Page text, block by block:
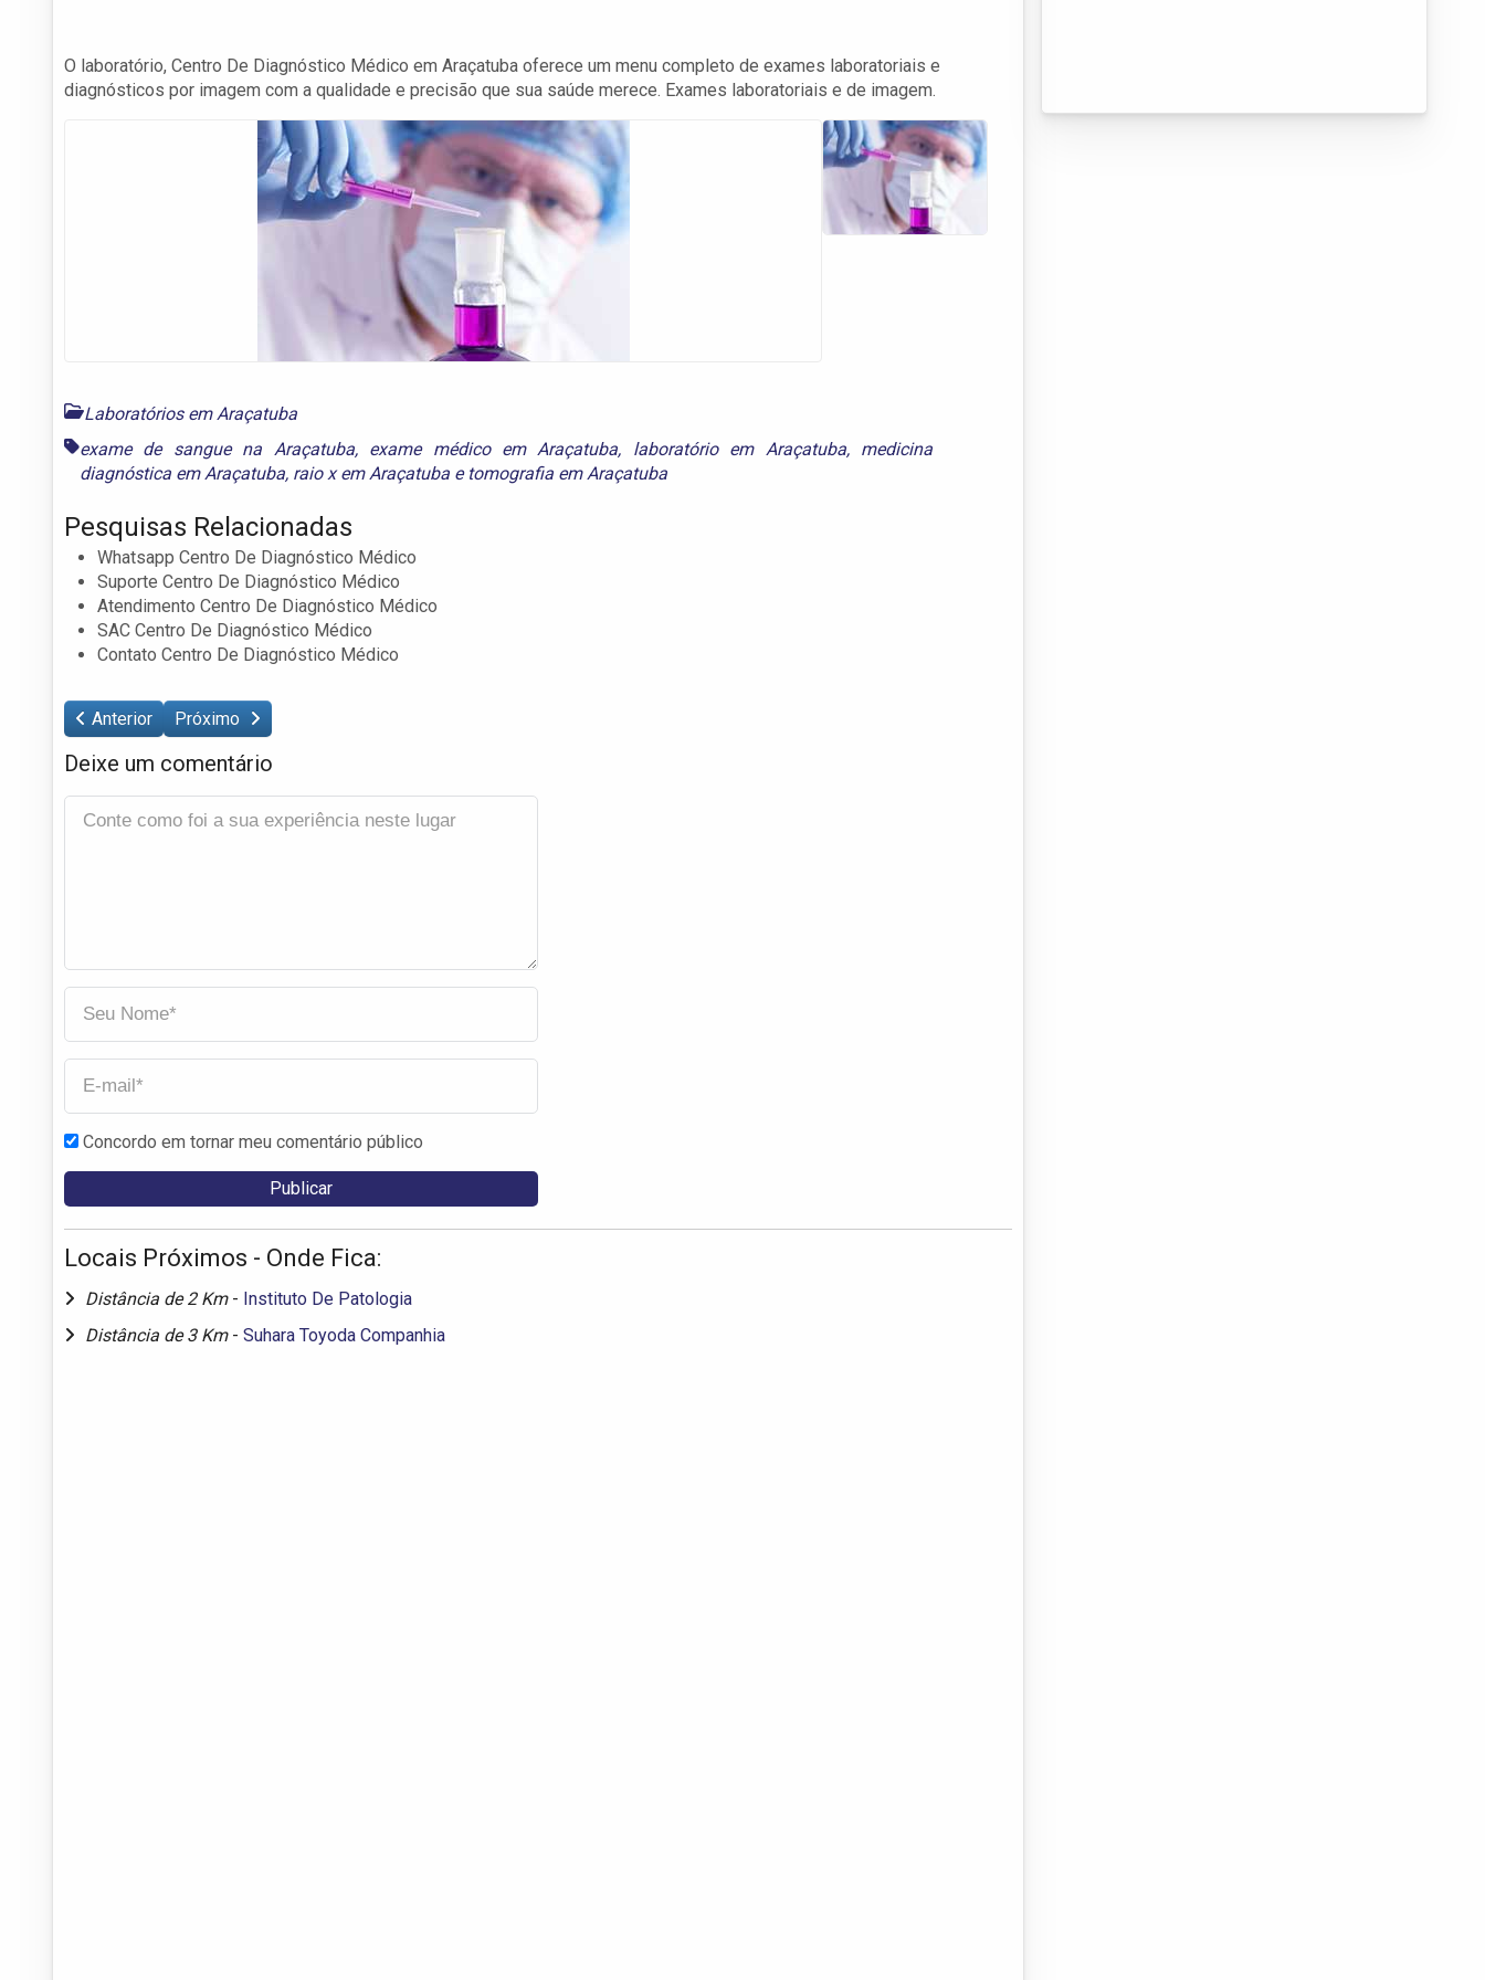
O laboratório, Centro De Diagnóstico Médico em Araçatuba oferece um menu completo de exames laboratoriais e
diagnósticos por imagem com a qualidade e precisão que sua saúde merece. Exames laboratoriais e de imagem.
Laboratórios em Araçatuba
exame de sangue na Araçatuba, exame médico em Araçatuba, laboratório em Araçatuba, medicina
diagnóstica em Araçatuba, raio x em Araçatuba e tomografia em Araçatuba
Pesquisas Relacionadas
Whatsapp Centro De Diagnóstico Médico
Suporte Centro De Diagnóstico Médico
Atendimento Centro De Diagnóstico Médico
SAC Centro De Diagnóstico Médico
Contato Centro De Diagnóstico Médico
Anterior Próximo
Deixe um comentário
Concordo em tornar meu comentário público
Locais Próximos - Onde Fica:
Distância de 2 Km - Instituto De Patologia
Distância de 3 Km - Suhara Toyoda Companhia